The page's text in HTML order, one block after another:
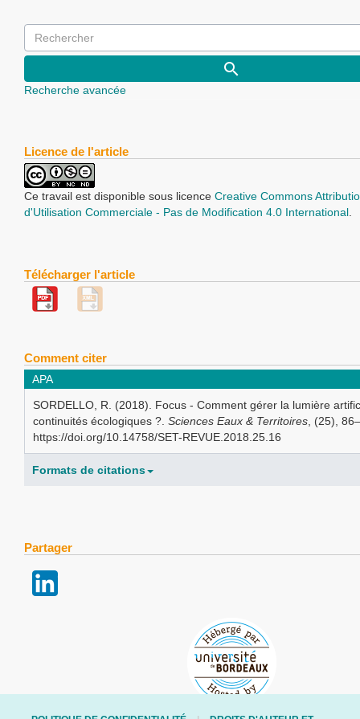
Recherche avancée
Licence de l'article
Ce travail est disponible sous licence Creative Commons
d'Utilisation Commerciale - Pas de Modification 4.0 International.
Télécharger l'article
Comment citer
APA
SORDELLO, R. (2018). Focus - Comment gérer la lumière
continuités écologiques ?. Sciences Eaux & Territoires, (25),
https://doi.org/10.14758/SET-REVUE.2018.25.16
Formats de citations
Partager